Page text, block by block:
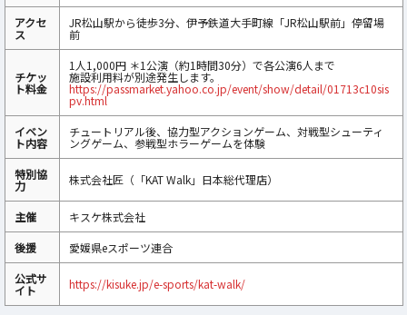
アクセ
ス
JR松山駅から徒歩3分、伊予鉄道大手町線「JR松山駅前」停留場
前
チケッ
ト料金
1人1,000円 ＊1公演（約1時間30分）で各公演6人まで
施設利用料が別途発生します。
https://passmarket.yahoo.co.jp/event/show/detail/01713c10sis
pv.html
イベン
ト内容
チュートリアル後、協力型アクションゲーム、対戦型シューティ
ングゲーム、参戦型ホラーゲームを体験
特別協
力 株式会社匠（「KAT Walk」日本総代理店）
主催
キスケ株式会社
後援
愛媛県eスポーツ連合
公式サ
イト https://kisuke.jp/e-sports/kat-walk/